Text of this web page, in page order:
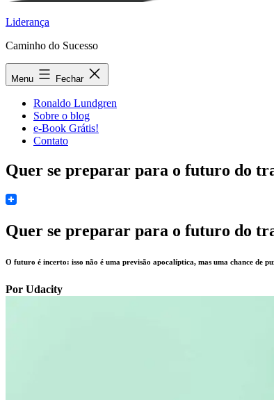
Liderança
Caminho do Sucesso
Menu Fechar
Ronaldo Lundgren
Sobre o blog
e-Book Grátis!
Contato
Quer se preparar para o futuro do
Quer se preparar para o futuro do
O futuro é incerto: isso não é uma previsão apocalíptica, mas uma chance de
Por Udacity